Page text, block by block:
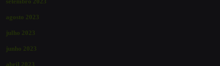
agosto 2023
julho 2023
junho 2023
abril 2023